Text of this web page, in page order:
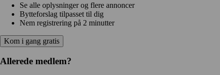
Se alle oplysninger og flere annoncer
Bytteforslag tilpasset til dig
Nem registrering på 2 minutter
Kom i gang gratis
Allerede medlem?